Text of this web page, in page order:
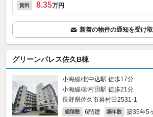
賃料 8.35万円
新着の物件の通知を受け
グリーンパレス佐久B棟
小海線/北中込駅 徒歩17分
小海線/岩村田駅 徒歩21分
長野県佐久市岩村田2531‐1
総階数 6階建 築年数 築35年5